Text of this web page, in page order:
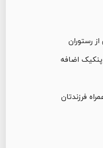
رستوران
اضافه
فرزندتان